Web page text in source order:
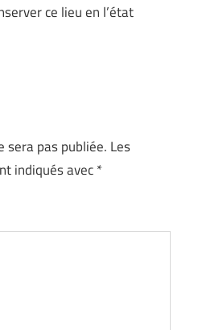
ce lieu en l’état
sera pas publiée. Les
indiqués avec*